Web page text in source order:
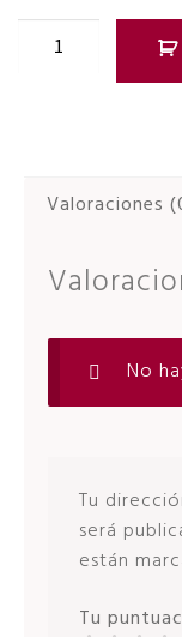
Valoraciones
No
Tu
será
están
Tu